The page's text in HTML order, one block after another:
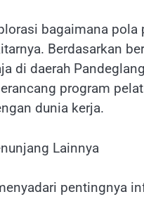
bagaimana
Berdasarkan
di daerah
program
dunia kerja.
Lainnya
pentingnya